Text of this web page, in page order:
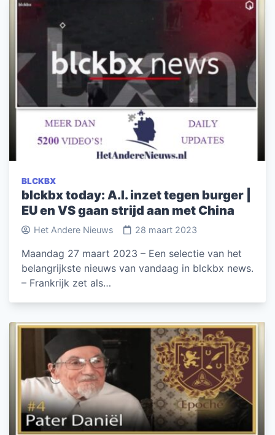
BLCKBX
blckbx today: A.I. inzet tegen burger |
EU en VS gaan strijd aan met China
Het Andere Nieuws 28 maart 2023
Maandag 27 maart 2023 – Een selectie van het
belangrijkste nieuws van vandaag in blckbx news.
– Frankrijk zet als…